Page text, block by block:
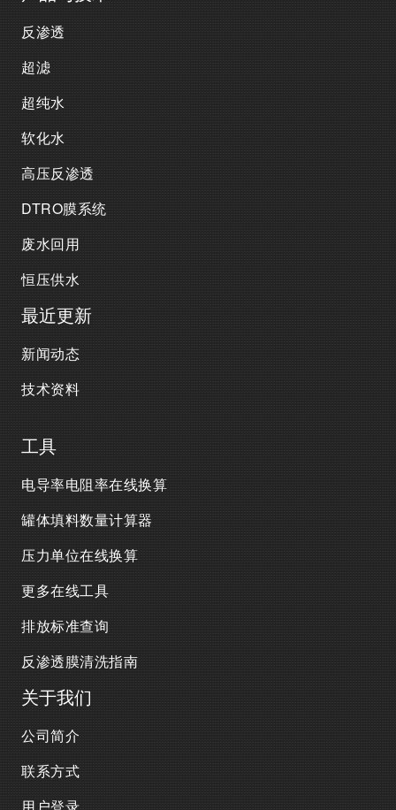
反渗透
超滤
超纯水
软化水
高压反渗透
DTRO膜系统
废水回用
恒压供水
最近更新
新闻动态
技术资料
工具
电导率电阻率在线换算
罐体填料数量计算器
压力单位在线换算
更多在线工具
排放标准查询
反渗透膜清洗指南
关于我们
公司简介
联系方式
用户登录